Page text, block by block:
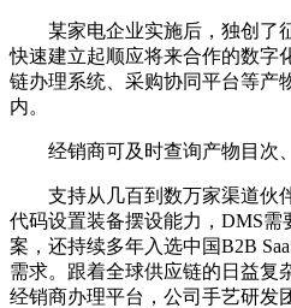
某家电企业实施后，独创了征
快速建立起顺应将来合作的数字
链办理系统、采购协同平台等产
内。
经销商可及时查询产物目次、
支持从几百到数万家渠道伙伴
代码设置装备摆设能力，DMS
案，还持续多年入选中国B2B
需求。跟着全球供应链的日益复
经销商办理平台，公司手艺研发